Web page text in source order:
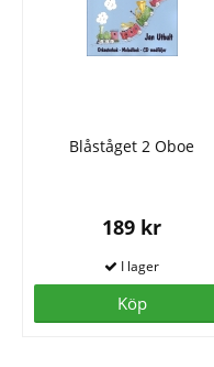
Blåståget 2 Oboe
189 kr
Köp